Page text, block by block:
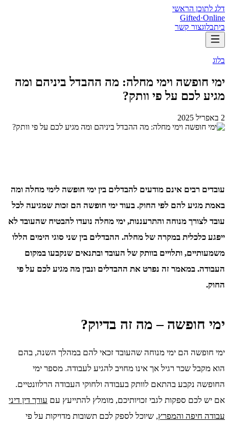
דלג לתוכן הראשי
Gifted·Online
ביתבלוגצור קשר
בלוג
ימי חופשה וימי מחלה: מה ההבדל ביניהם ומה
מגיע לכם על פי וותק?
2 באפריל 2025
עובדים רבים אינם מודעים להבדלים בין ימי חופשה לימי מחלה ומה
באמת מגיע להם לפי החוק. בעוד ימי חופשה הם זכות שמגיעה לכל
עובד לצורך מנוחה והתרעננות, ימי מחלה נועדו להבטיח שהעובד לא
ייפגע כלכלית במקרה של מחלה. ההבדלים בין שני סוגי הימים הללו
משמעותיים, ותלויים בוותק של העובד ובתנאים שנקבעו במקום
העבודה. במאמר זה נפרט את ההבדלים ונבין מה מגיע לכם על פי
החוק.
ימי חופשה – מה זה בדיוק?
ימי חופשה הם ימי מנוחה שהעובד זכאי להם במהלך השנה, בהם
הוא מקבל שכר רגיל אך אינו מחויב להגיע לעבודה. מספר ימי
החופשה נקבע בהתאם לוותק בעבודה ולחוקי העבודה הרלוונטיים.
אם יש לכם ספקות לגבי זכויותיכם, מומלץ להתייעץ עם עורך דין דיני
עבודה חיפה והמפרץ, שיוכל לספק לכם תשובות מדויקות על פי